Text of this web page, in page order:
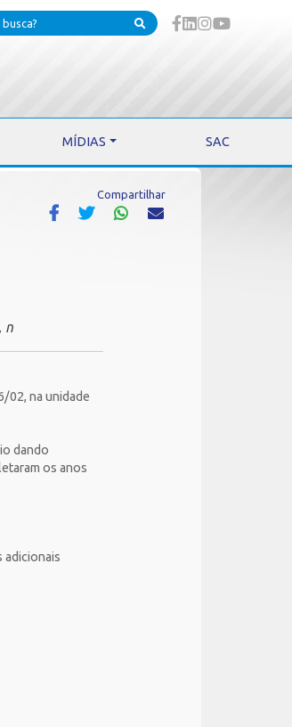
MÍDIAS SAC
Compartilhar
n
02, na unidade
dando
os anos
adicionais